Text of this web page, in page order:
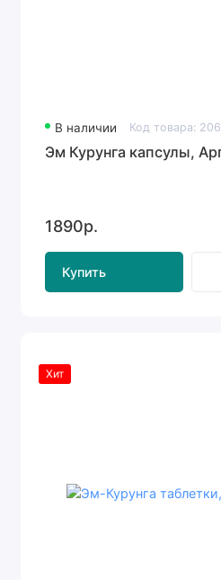
В наличии Код товара:
Эм Курунга капсулы,
1890р.
Купить
Хит